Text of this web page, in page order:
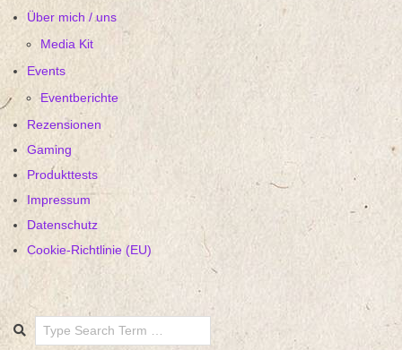
Über mich / uns
Media Kit
Events
Eventberichte
Rezensionen
Gaming
Produkttests
Impressum
Datenschutz
Cookie-Richtlinie (EU)
Search